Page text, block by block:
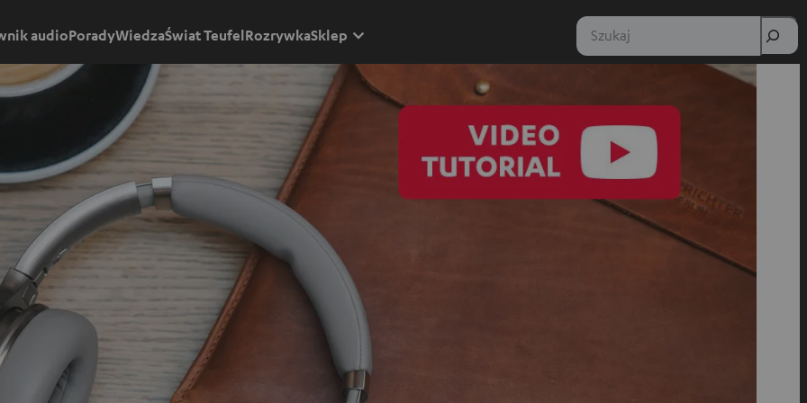
audioPoradyWiedzaŚwiat TeufelRozrywkaSklep Szukaj